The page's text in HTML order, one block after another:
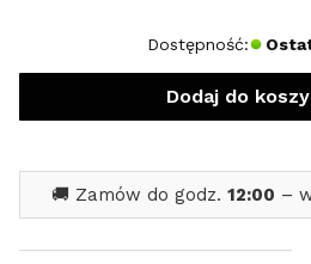
Dostępność:
Dodaj do
🚚 Zamów do godz. 12:00 –